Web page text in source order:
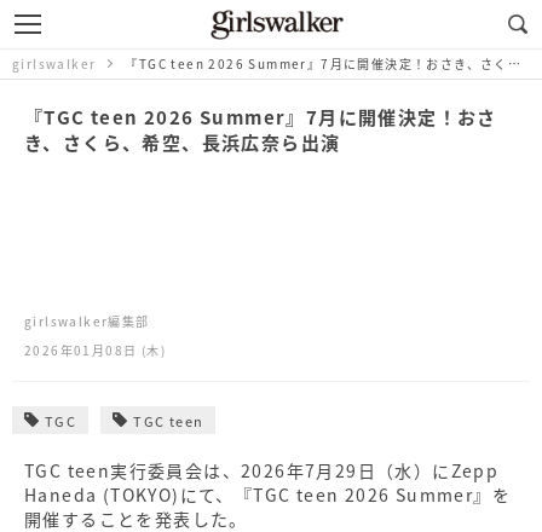
girlswalker 『TGC teen 2026 Summer』7月に開催決定！おさき、さくら、希空、長浜広奈ら出演
『TGC teen 2026 Summer』7月に開催決定！おさ
き、さくら、希空、長浜広奈ら出演
girlswalker編集部
2026年01月08日 (木)
TGC TGC teen
TGC teen実行委員会は、2026年7月29日（水）にZepp
Haneda (TOKYO)にて、『TGC teen 2026 Summer』を
開催することを発表した。